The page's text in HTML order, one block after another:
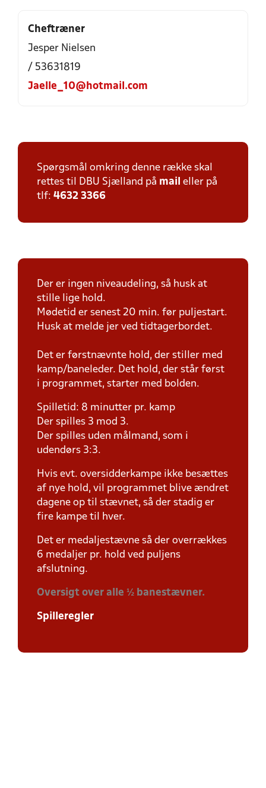
Cheftræner
Jesper Nielsen
/ 53631819
Jaelle_10@hotmail.com
Spørgsmål omkring denne række skal
rettes til DBU Sjælland på mail eller på
tlf: 4632 3366
Der er ingen niveaudeling, så husk at
stille lige hold.
Mødetid er senest 20 min. før puljestart.
Husk at melde jer ved tidtagerbordet.
Det er førstnævnte hold, der stiller med
kamp/baneleder. Det hold, der står først
i programmet, starter med bolden.
Spilletid: 8 minutter pr. kamp
Der spilles 3 mod 3.
Der spilles uden målmand, som i
udendørs 3:3.
Hvis evt. oversidderkampe ikke besættes
af nye hold, vil programmet blive ændret
dagene op til stævnet, så der stadig er
fire kampe til hver.
Det er medaljestævne så der overrækkes
6 medaljer pr. hold ved puljens
afslutning.
Oversigt over alle ½ banestævner.
Spilleregler